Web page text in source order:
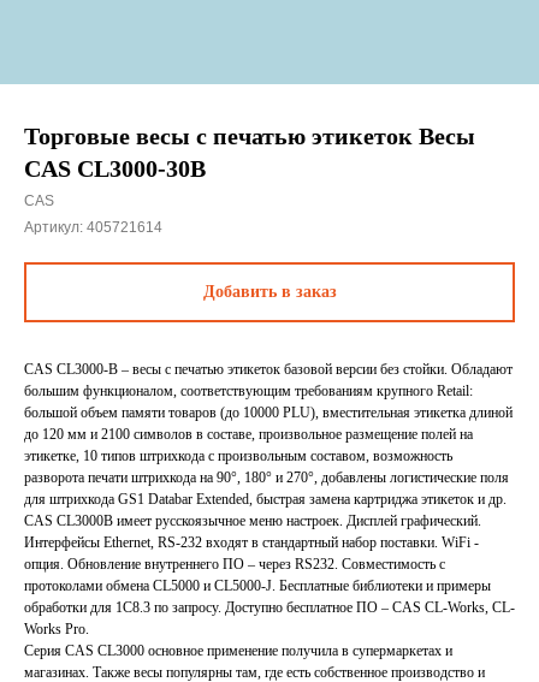
Торговые весы с печатью этикеток Весы
CAS CL3000-30B
CAS
Артикул: 405721614
Добавить в заказ
CAS CL3000-B – весы с печатью этикеток базовой версии без стойки. Обладают
большим функционалом, соответствующим требованиям крупного Retail:
большой объем памяти товаров (до 10000 PLU), вместительная этикетка длиной
до 120 мм и 2100 символов в составе, произвольное размещение полей на
этикетке, 10 типов штрихкода с произвольным составом, возможность
разворота печати штрихкода на 90°, 180° и 270°, добавлены логистические поля
для штрихкода GS1 Databar Extended, быстрая замена картриджа этикеток и др.
CAS CL3000B имеет русскоязычное меню настроек. Дисплей графический.
Интерфейсы Ethernet, RS-232 входят в стандартный набор поставки. WiFi -
опция. Обновление внутреннего ПО – через RS232. Совместимость с
протоколами обмена CL5000 и CL5000-J. Бесплатные библиотеки и примеры
обработки для 1С8.3 по запросу. Доступно бесплатное ПО – CAS CL-Works, CL-
Works Pro.
Серия CAS CL3000 основное применение получила в супермаркетах и
магазинах. Также весы популярны там, где есть собственное производство и